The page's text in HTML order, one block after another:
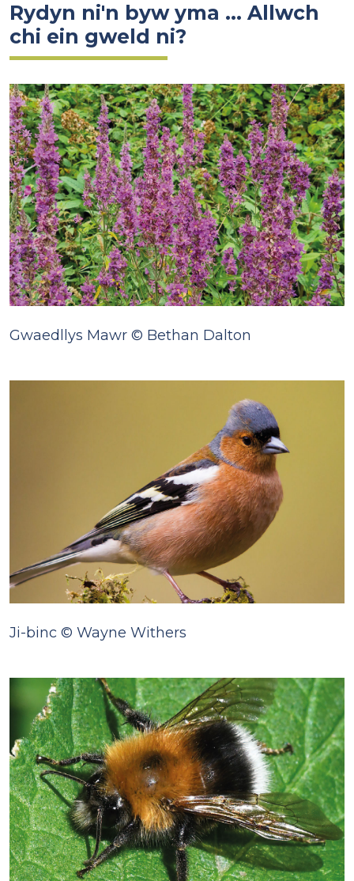
Rydyn ni'n byw yma ... Allwch
chi ein gweld ni?
Gwaedllys Mawr © Bethan Dalton
Ji-binc © Wayne Withers